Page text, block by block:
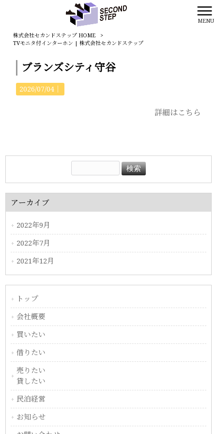
MENU
株式会社セカンドステップ HOME
>
TVモニタ付インターホン | 株式会社セカンドステップ
ブランズシティ守谷
2026/07/04｜
詳細はこちら
アーカイブ
2022年9月
2022年7月
2021年12月
トップ
会社概要
買いたい
借りたい
売りたい
貸したい
民泊経営
お知らせ